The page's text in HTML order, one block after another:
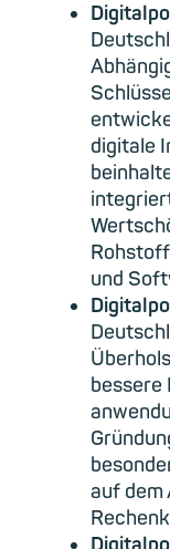
digitale
und
bessere
auf dem